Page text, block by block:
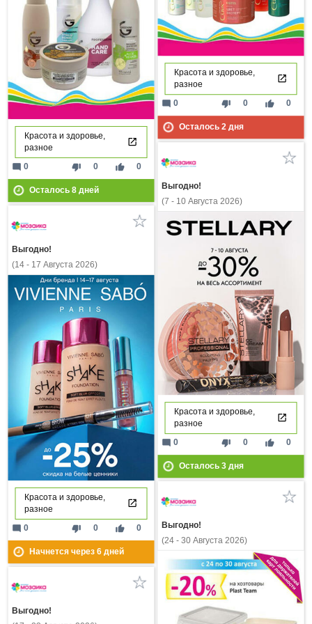
Красота и здоровье,
разное
thumb_down 0 thumb_up 0
mode_comment 0
Осталось 2дня
Красота и здоровье,
разное
thumb_down 0 thumb_up 0
mode_comment 0
Осталось 8дней
Выгодно!
(7 - 10 Августа 2026)
Красота и здоровье,
разное
thumb_down 0 thumb_up 0
mode_comment 0
Осталось 3дня
Выгодно!
(14 - 17 Августа 2026)
Красота и здоровье,
разное
thumb_down 0 thumb_up 0
mode_comment 0
Начнется через 6дней
Выгодно!
(24 - 30 Августа 2026)
Выгодно!